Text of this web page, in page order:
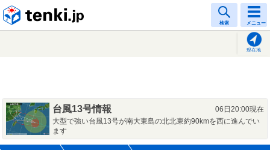
検索 メニュー
現在地
台風13号情報
06日20:00現在
大型で強い台風13号が南大東島の北北東約90kmを西に進んでい
ます